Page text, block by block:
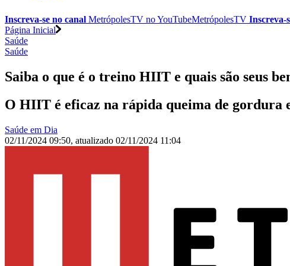
Inscreva-se no canal MetrópolesTV noYouTubeMetrópolesTV Inscreva-
Página Inicial
Saúde
Saúde
Saiba o que é o treino HIIT e quais são seus
O HIIT é eficaz na rápida queima de
Saúde em Dia
02/11/2024 09:50, atualizado 02/11/2024 11:04